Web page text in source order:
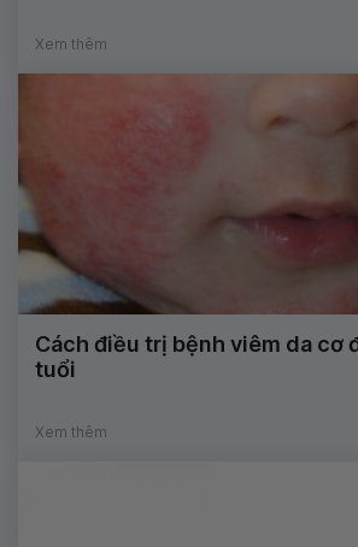
Xem thêm
Cách điều trị bệnh viêm da cơ
tuổi
Xem thêm